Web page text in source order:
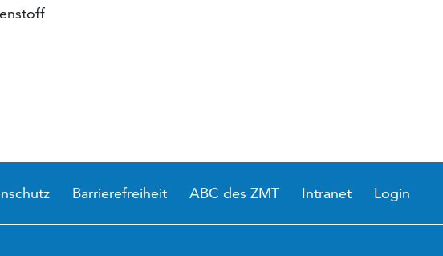
Barrierefreiheit ABC des ZMT Intranet Login